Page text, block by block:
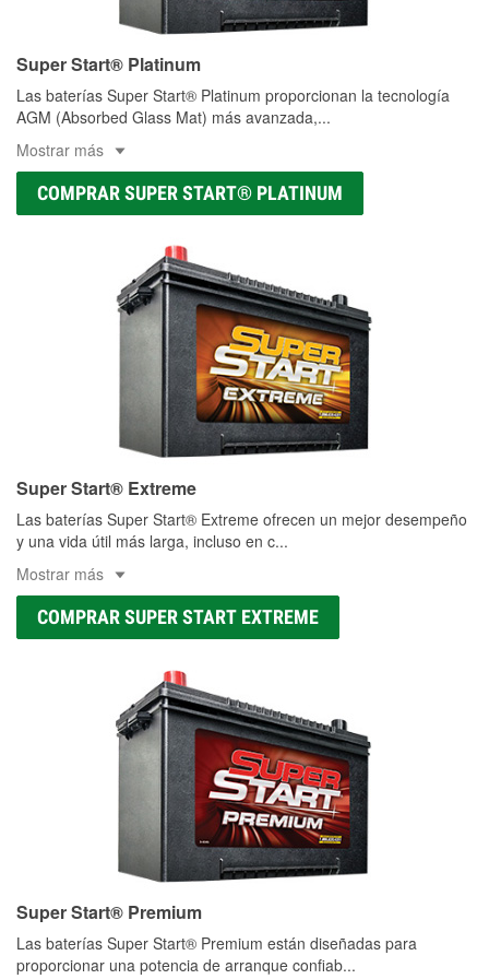
Super Start® Platinum
Las baterías Super Start® Platinum proporcionan la tecnología
AGM (Absorbed Glass Mat) más avanzada,...
Mostrar más
COMPRAR SUPER START® PLATINUM
Super Start® Extreme
Las baterías Super Start® Extreme ofrecen un mejor desempeño
y una vida útil más larga, incluso en c...
Mostrar más
COMPRAR SUPER START EXTREME
Super Start® Premium
Las baterías Super Start® Premium están diseñadas para
proporcionar una potencia de arranque confiab...